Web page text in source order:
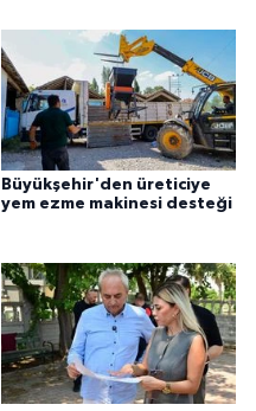
Büyükşehir'den üreticiye
yem ezme makinesi desteği